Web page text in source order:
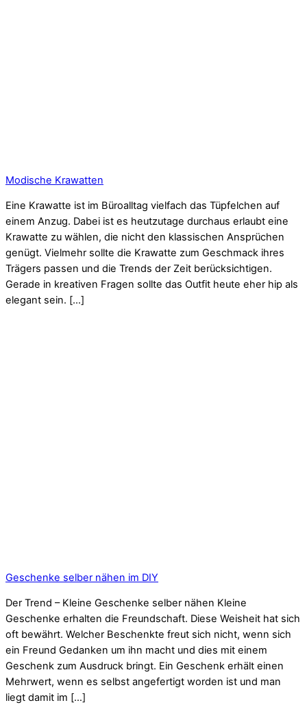
Modische Krawatten
Eine Krawatte ist im Büroalltag vielfach das Tüpfelchen auf
einem Anzug. Dabei ist es heutzutage durchaus erlaubt eine
Krawatte zu wählen, die nicht den klassischen Ansprüchen
genügt. Vielmehr sollte die Krawatte zum Geschmack ihres
Trägers passen und die Trends der Zeit berücksichtigen.
Gerade in kreativen Fragen sollte das Outfit heute eher hip als
elegant sein. […]
Geschenke selber nähen im DIY
Der Trend – Kleine Geschenke selber nähen Kleine
Geschenke erhalten die Freundschaft. Diese Weisheit hat sich
oft bewährt. Welcher Beschenkte freut sich nicht, wenn sich
ein Freund Gedanken um ihn macht und dies mit einem
Geschenk zum Ausdruck bringt. Ein Geschenk erhält einen
Mehrwert, wenn es selbst angefertigt worden ist und man
liegt damit im […]